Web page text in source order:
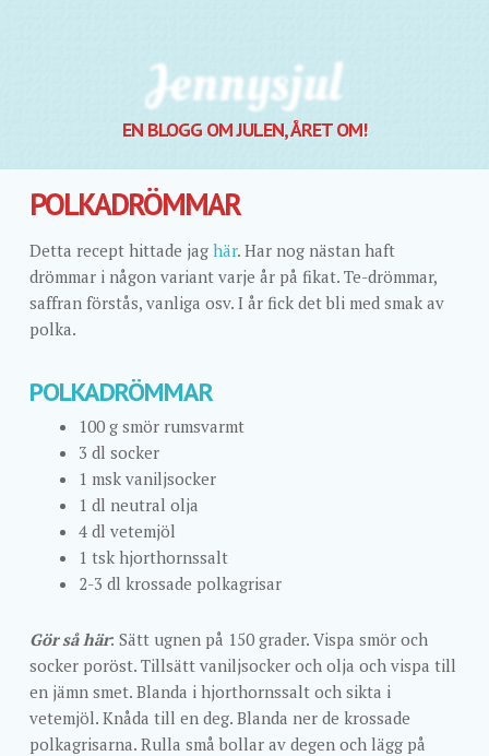
Jennysjul
EN BLOGG OM JULEN, ÅRET OM!
POLKADRÖMMAR
Detta recept hittade jag här. Har nog nästan haft
drömmar i någon variant varje år på fikat. Te-drömmar,
saffran förstås, vanliga osv. I år fick det bli med smak av
polka.
POLKADRÖMMAR
100 g smör rumsvarmt
3 dl socker
1 msk vaniljsocker
1 dl neutral olja
4 dl vetemjöl
1 tsk hjorthornssalt
2-3 dl krossade polkagrisar
Gör så här: Sätt ugnen på 150 grader. Vispa smör och
socker poröst. Tillsätt vaniljsocker och olja och vispa till
en jämn smet. Blanda i hjorthornssalt och sikta i
vetemjöl. Knåda till en deg. Blanda ner de krossade
polkagrisarna. Rulla små bollar av degen och lägg på